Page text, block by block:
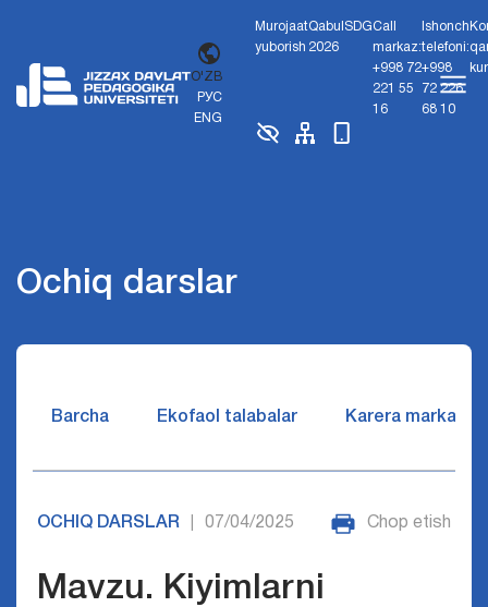
O'ZB
РУС
ENG
Murojaat
yuborish
Qabul
2026
SDGCall
markaz:
+998 72
221 55
16
Ishonch
telefoni:
+998
72 226
68 10
Ochiq darslar
Barcha Ekofaol talabalar Karera markazi
OCHIQ DARSLAR 07/04/2025 Chop etish
Mavzu. Kiyimlarni